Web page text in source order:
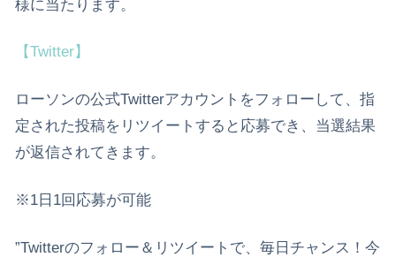
様に当たります。
【Twitter】
ローソンの公式Twitterアカウントをフォローして、指
定された投稿をリツイートすると応募でき、当選結果
が返信されてきます。
※1日1回応募が可能
”Twitterのフォロー＆リツイートで、毎日チャンス！今